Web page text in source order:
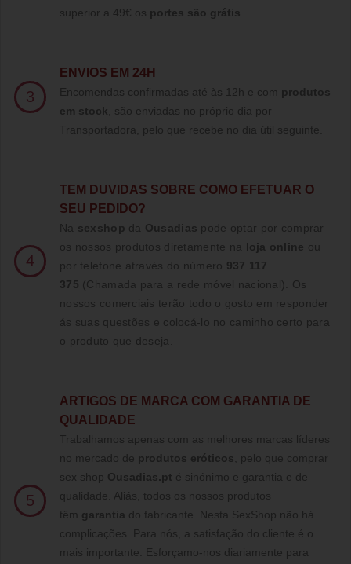
superior a 49€ os portes são grátis
3
ENVIOS EM 24H
Encomendas confirmadas até às 12h e com produtos
em stock , são enviadas no próprio dia por
Transportadora, pelo que recebe no dia útil seguinte.
4
TE M DUVIDAS SOBRE COMO EFETUAR O
SEU PEDIDO?
Na sexshop da Ousadias pode optar por comprar
os nossos produtos diretamente na loja online ou
por telefone através do número 937 117
375 (Chamada para a rede móvel nacional)
. Os
nossos comerciais terão todo o gosto em responder
ás suas questões e colocá-lo no caminho certo para
o produto que deseja.
5
ARTIGOS DE MARCA COM GARANTIA DE
QUALIDADE
Trabalhamos apenas com as melhores marcas líderes
no mercado de produtos eróticos , pelo que comprar
sex shop Ousadias.pt é sinónimo e garantia e de
qualidade. Aliás, todos os nossos produtos
têm garantia do fabricante. Nesta SexShop não há
complicações. Para nós, a satisfação do cliente é o
mais importante. Esforçamo-nos diariamente para